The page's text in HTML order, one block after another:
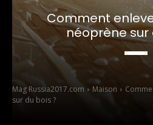
Comment
néoprène sur
Mag Russia2017.com Maison
sur du bois ?